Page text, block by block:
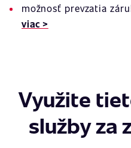
možnosť prevzatia
viac >
Využite
služby za